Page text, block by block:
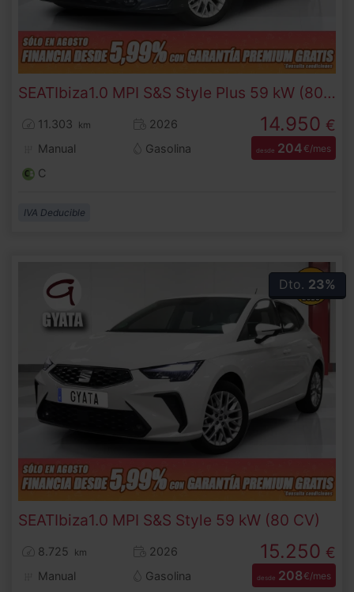
SEATIbiza 1.0 MPI S&S Style Plus 59 kW (80 CV)
11.303 km
2026
Manual
Gasolina
C
14.950 €
desde 204€/mes
IVA Deducible
Dto. 23%
SEATIbiza1.0 MPI S&S Style 59 kW (80 CV)
8.725 km
2026
Manual
Gasolina
15.250 €
desde 208€/mes